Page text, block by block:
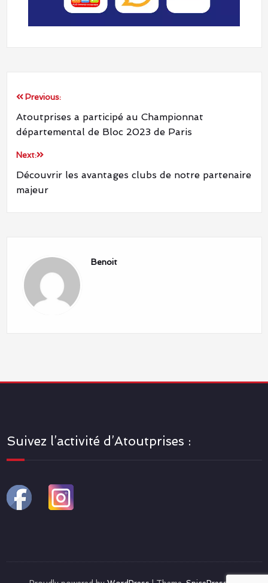
Previous:
Atoutprises a participé au Championnat
départemental de Bloc 2023 de Paris
Next:
Découvrir les avantages clubs de notre partenaire
majeur
Benoit
Suivez l’activité d’Atoutprises :